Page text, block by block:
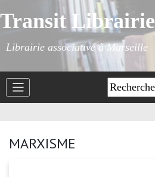
Transit Librairie
Librairie associative à Marseille
MARXISME